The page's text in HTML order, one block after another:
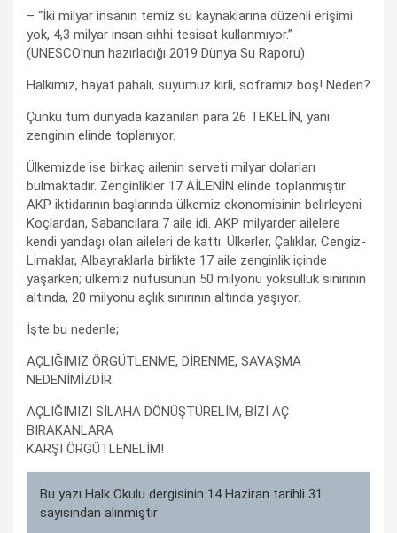
– “İki milyar insanın temiz su kaynaklarına düzenli erişimi
yok, 4,3 milyar insan sıhhi tesisat kullanmıyor.”
(UNESCO’nun hazırladığı 2019 Dünya Su Raporu)
Halkımız, hayat pahalı, suyumuz kirli, soframız boş! Neden?
Çünkü tüm dünyada kazanılan para 26 TEKELİN, yani
zenginin elinde toplanıyor.
Ülkemizde ise birkaç ailenin serveti milyar dolarları
bulmaktadır. Zenginlikler 17 AİLENİN elinde toplanmıştır.
AKP iktidarının başlarında ülkemiz ekonomisinin belirleyeni
Koçlardan, Sabancılara 7 aile idi. AKP milyarder ailelere
kendi yandaşı olan aileleri de kattı. Ülkerler, Çalıklar, Cengiz-
Limaklar, Albayraklarla birlikte 17 aile zenginlik içinde
yaşarken; ülkemiz nüfusunun 50 milyonu yoksulluk sınırının
altında, 20 milyonu açlık sınırının altında yaşıyor.
İşte bu nedenle;
AÇLIĞIMIZ ÖRGÜTLENME, DİRENME, SAVAŞMA
NEDENİMİZDİR.
AÇLIĞIMIZI SİLAHA DÖNÜŞTÜRELİM, BİZİ AÇ
BIRAKANLARA
KARŞI ÖRGÜTLENELİM!
Bu yazı Halk Okulu dergisinin 14 Haziran tarihli 31.
sayısından alınmıştır